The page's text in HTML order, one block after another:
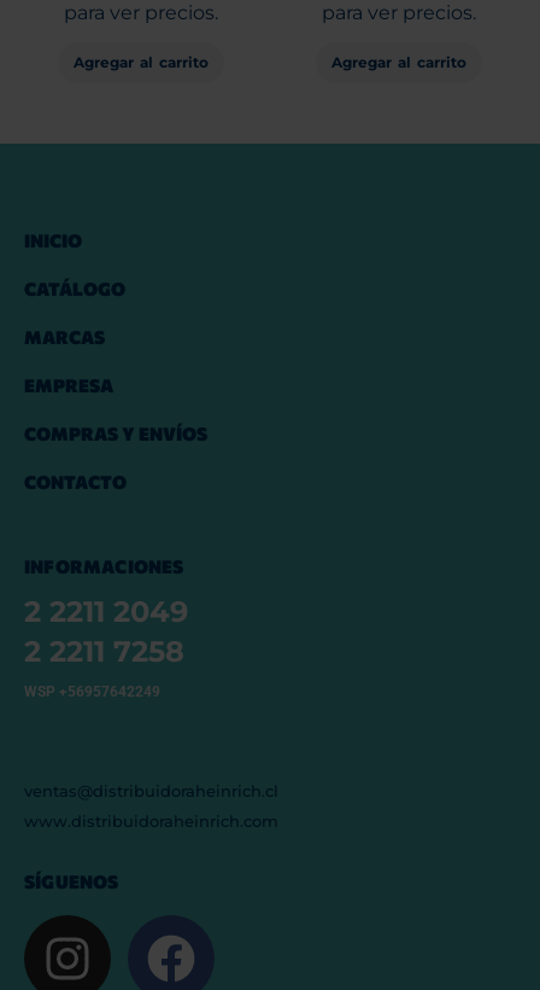
para ver precios.
Agregar al carrito
para ver precios.
Agregar al carrito
INICIO
CATÁLOGO
MARCAS
EMPRESA
COMPRAS Y ENVÍOS
CONTACTO
INFORMACIONES
2 2211 2049
2 2211 7258
WSP +56957642249
ventas@distribuidoraheinrich.cl
www.distribuidoraheinrich.com
SÍGUENOS